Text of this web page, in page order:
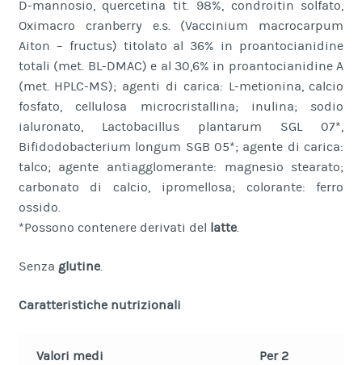
D-mannosio, quercetina tit. 98%, condroitin solfato,
Oximacro cranberry e.s. (Vaccinium macrocarpum
Aiton – fructus) titolato al 36% in proantocianidine
totali (met. BL-DMAC) e al 30,6% in proantocianidine A
(met. HPLC-MS); agenti di carica: L-metionina, calcio
fosfato, cellulosa microcristallina; inulina; sodio
ialuronato, Lactobacillus plantarum SGL 07*,
Bifidodobacterium longum SGB 05*; agente di carica:
talco; agente antiagglomerante: magnesio stearato;
carbonato di calcio, ipromellosa; colorante: ferro
ossido.
*Possono contenere derivati del
latte.
Senza glutine.
Caratteristiche nutrizionali
Valori medi
Per 2